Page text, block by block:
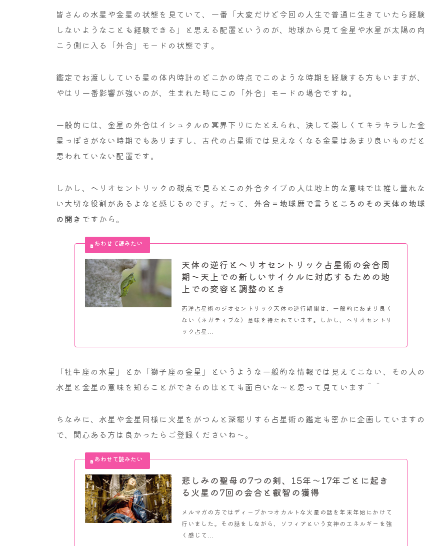
皆さんの水星や金星の状態を見ていて、一番「大変だけど今回の人生で普通に生きていたら経験
しないようなことも経験できる」と思える配置というのが、地球から見て金星や水星が太陽の向
こう側に入る「外合」モードの状態です。
鑑定でお渡ししている星の体内時計のどこかの時点でこのような時期を経験する方もいますが、
やはり一番影響が強いのが、生まれた時にこの「外合」モードの場合ですね。
一般的には、金星の外合はイシュタルの冥界下りにたとえられ、決して楽しくてキラキラした金
星っぽさがない時期でもありますし、古代の占星術では見えなくなる金星はあまり良いものだと
思われていない配置です。
しかし、ヘリオセントリックの観点で見るとこの外合タイプの人は地上的な意味では推し量れな
い大切な役割があるよなと感じるのです。だって、 外合＝地球暦で言うところのその天体の地球
の開き ですから。
天体の逆行とヘリオセントリック占星術の会合周
期～天上での新しいサイクルに対応するための地
上での変容と調整のとき
西洋占星術のジオセントリック天体の逆行期間は、一般的にあまり良く
ない（ネガティブな）意味を持たれています。しかし、ヘリオセントリ
ック占星...
「牡牛座の水星」とか「獅子座の金星」というような一般的な情報では見えてこない、その人の
水星と金星の意味を知ることができるのはとても面白いな～と思って見ています＾＾
ちなみに、水星や金星同様に火星をがつんと深掘りする占星術の鑑定も密かに企画していますの
で、関心ある方は良かったらご登録くださいね～。
悲しみの聖母の7つの剣、15年～17年ごとに起き
る火星の7回の会合と叡智の獲得
メルマガの方ではディープかつオカルトな火星の話を年末年始にかけて
行いました。その話をしながら、ソフィアという女神のエネルギーを強
く感じて...